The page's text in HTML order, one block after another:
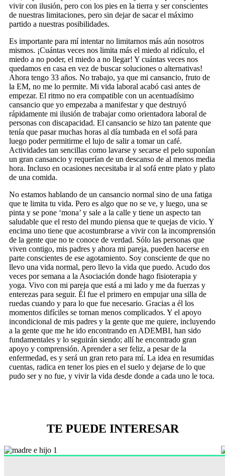
vivir con ilusión, pero con los pies en la tierra y ser conscientes
de nuestras limitaciones, pero sin dejar de sacar el máximo
partido a nuestras posibilidades.
Es importante para mí intentar no limitarnos más aún nosotros
mismos. ¡Cuántas veces nos limita más el miedo al ridículo, el
miedo a no poder, el miedo a no llegar! Y cuántas veces nos
quedamos en casa en vez de buscar soluciones o alternativas!
Ahora tengo 33 años. No trabajo, ya que mi cansancio, fruto de
la EM, no me lo permite. Mi vida laboral acabó casi antes de
empezar. El ritmo no era compatible con un acentuadísimo
cansancio que yo empezaba a manifestar y que destruyó
rápidamente mi ilusión de trabajar como orientadora laboral de
personas con discapacidad. El cansancio se hizo tan patente que
tenía que pasar muchas horas al día tumbada en el sofá para
luego poder permitirme el lujo de salir a tomar un café.
Actividades tan sencillas como lavarse y secarse el pelo suponían
un gran cansancio y requerían de un descanso de al menos media
hora. Incluso en ocasiones necesitaba ir al sofá entre plato y plato
de una comida.
No estamos hablando de un cansancio normal sino de una fatiga
que te limita tu vida. Pero es algo que no se ve, y luego, una se
pinta y se pone ‘mona’ y sale a la calle y tiene un aspecto tan
saludable que el resto del mundo piensa que te quejas de vicio. Y
encima uno tiene que acostumbrarse a vivir con la incomprensión
de la gente que no te conoce de verdad. Sólo las personas que
viven contigo, mis padres y ahora mi pareja, pueden hacerse en
parte conscientes de ese agotamiento. Soy consciente de que no
llevo una vida normal, pero llevo la vida que puedo. Acudo dos
veces por semana a la Asociación donde hago fisioterapia y
yoga. Vivo con mi pareja que está a mi lado y me da fuerzas y
enterezas para seguir. Él fue el primero en empujar una silla de
ruedas cuando y para lo que fue necesario. Gracias a él los
momentos difíciles se tornan menos complicados. Y el apoyo
incondicional de mis padres y la gente que me quiere, incluyendo
a la gente que me he ido encontrando en ADEMBI, han sido
fundamentales y lo seguirán siendo; allí he encontrado gran
apoyo y comprensión. Aprender a ser feliz, a pesar de la
enfermedad, es y será un gran reto para mí. La idea en resumidas
cuentas, radica en tener los pies en el suelo y dejarse de lo que
pudo ser y no fue, y vivir la vida desde donde a cada uno le toca.
TE PUEDE INTERESAR